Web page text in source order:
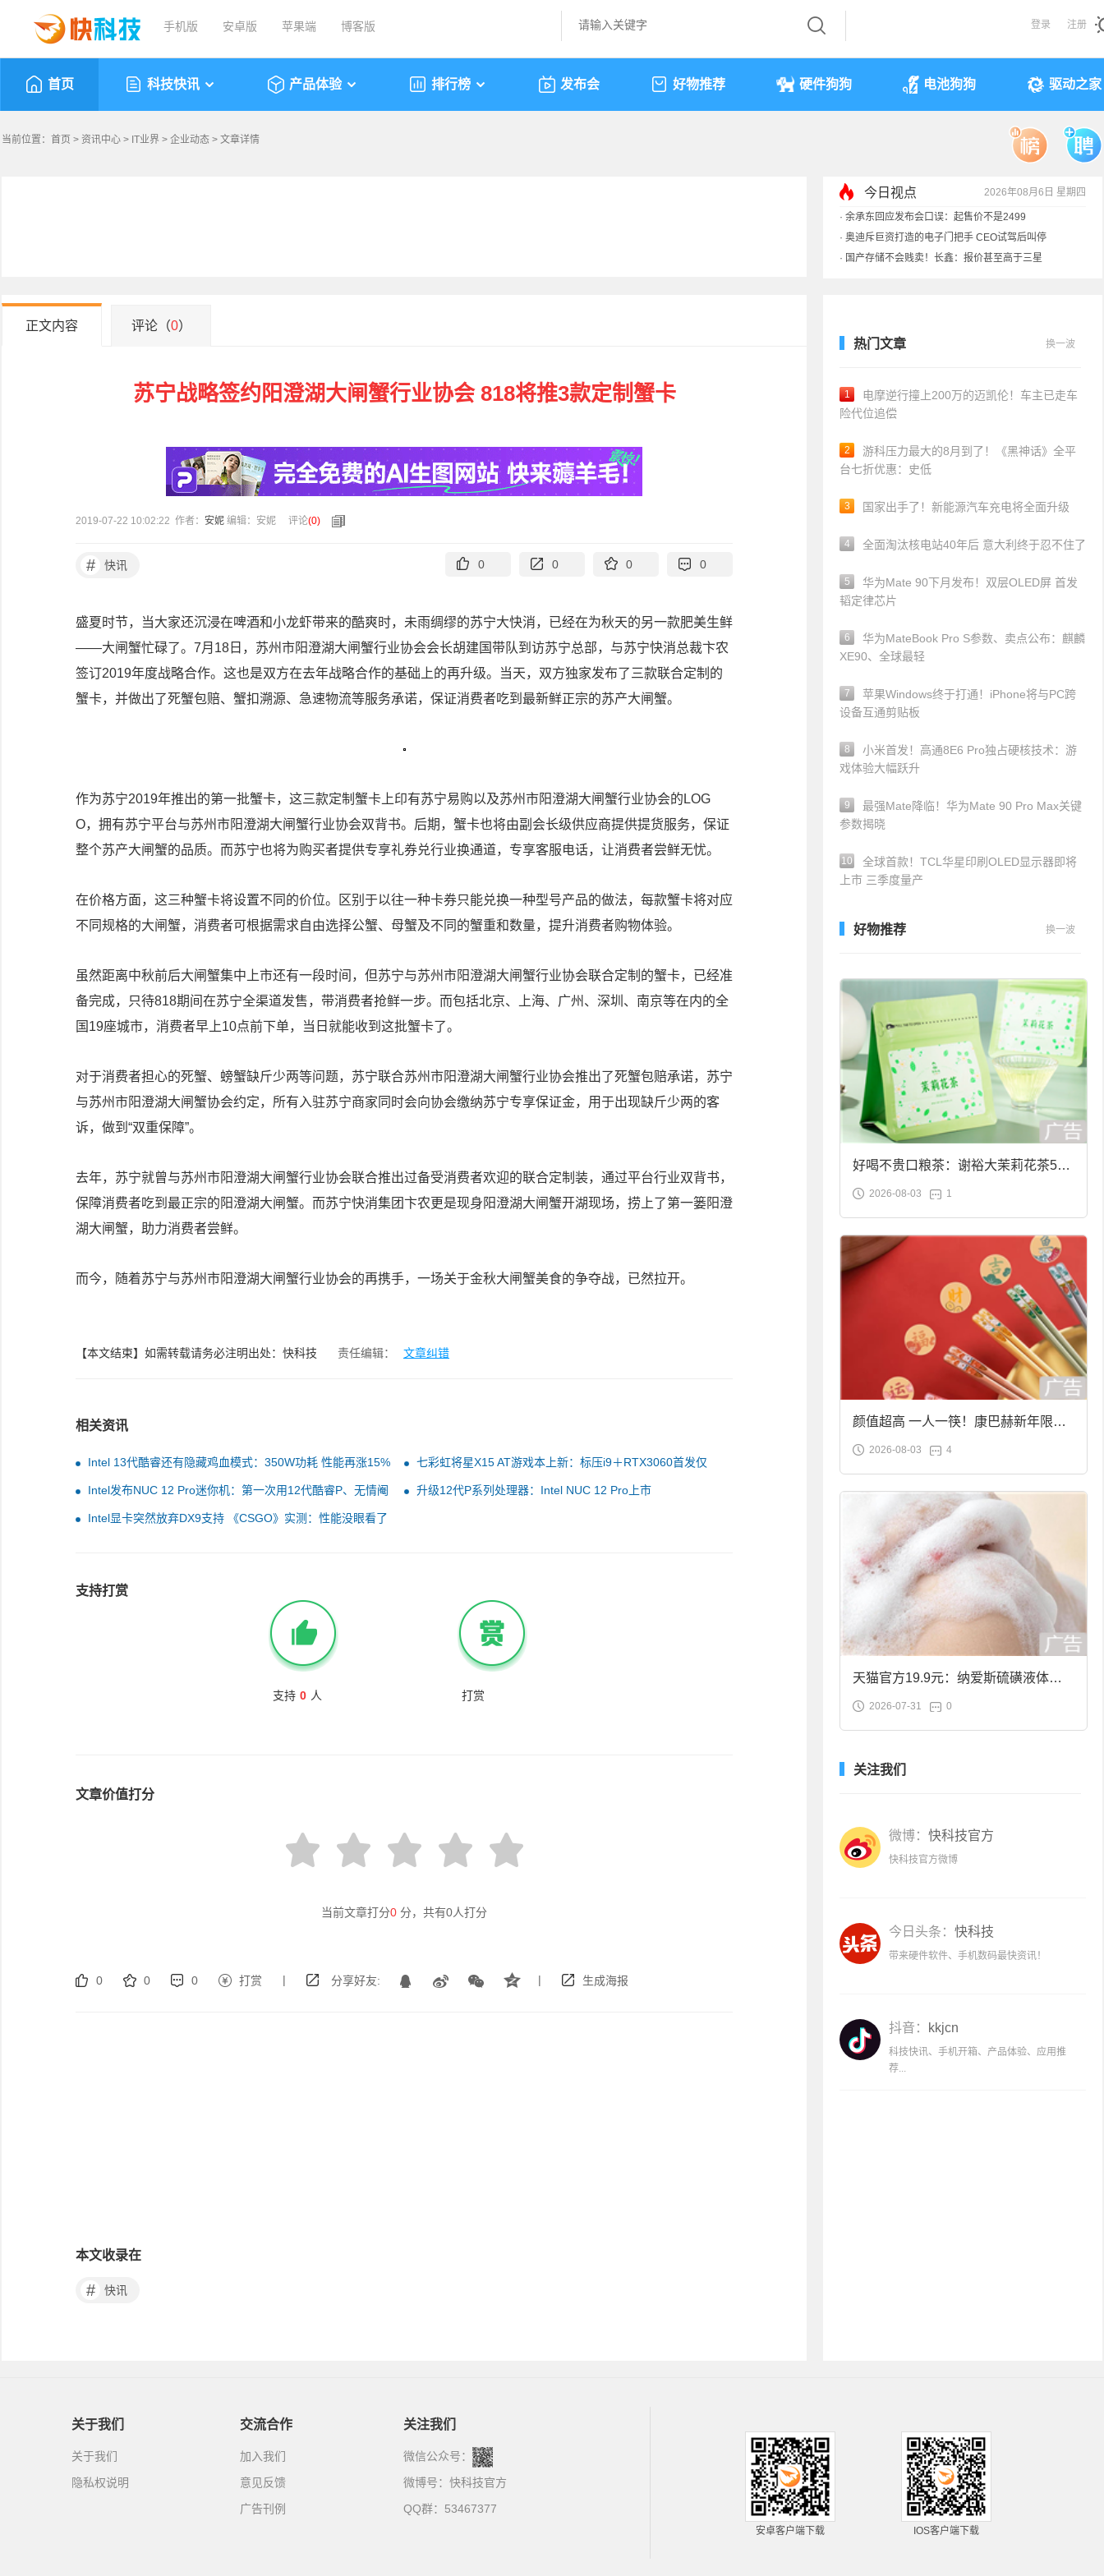
手机版 安卓版 苹果端 博客版 登录 注册
首页 科技快讯 产品体验 排行榜 发布会 好物推荐 硬件狗狗 电池狗狗 驱动之家
当前位置： 首页 > 资讯中心 > IT业界 > 企业动态 > 文章详情
今日视点 2026年08月6日 星期四
· 余承东回应发布会口误：起售价不是2499
· 奥迪斥巨资打造的电子门把手 CEO试驾后叫停
· 国产存储不会贱卖！长鑫：报价甚至高于三星
正文内容 评论（0）
苏宁战略签约阳澄湖大闸蟹行业协会 818将推3款定制蟹卡
2019-07-22 10:02:22 作者： 安妮 编辑：安妮 评论(0)
# 快讯 0 0 0 0
盛夏时节，当大家还沉浸在啤酒和小龙虾带来的酷爽时，未雨绸缪的苏宁大快消，已经在为秋天的另一款肥美生鲜
——大闸蟹忙碌了。7月18日，苏州市阳澄湖大闸蟹行业协会会长胡建国带队到访苏宁总部，与苏宁快消总裁卞农
签订2019年度战略合作。这也是双方在去年战略合作的基础上的再升级。当天，双方独家发布了三款联合定制的
蟹卡，并做出了死蟹包赔、蟹扣溯源、急速物流等服务承诺，保证消费者吃到最新鲜正宗的苏产大闸蟹。
作为苏宁2019年推出的第一批蟹卡，这三款定制蟹卡上印有苏宁易购以及苏州市阳澄湖大闸蟹行业协会的LOG
O，拥有苏宁平台与苏州市阳澄湖大闸蟹行业协会双背书。后期，蟹卡也将由副会长级供应商提供提货服务，保证
整个苏产大闸蟹的品质。而苏宁也将为购买者提供专享礼券兑行业换通道，专享客服电话，让消费者尝鲜无忧。
在价格方面，这三种蟹卡将设置不同的价位。区别于以往一种卡券只能兑换一种型号产品的做法，每款蟹卡将对应
不同规格的大闸蟹，消费者可根据需求自由选择公蟹、母蟹及不同的蟹重和数量，提升消费者购物体验。
虽然距离中秋前后大闸蟹集中上市还有一段时间，但苏宁与苏州市阳澄湖大闸蟹行业协会联合定制的蟹卡，已经准
备完成，只待818期间在苏宁全渠道发售，带消费者抢鲜一步。而包括北京、上海、广州、深圳、南京等在内的全
国19座城市，消费者早上10点前下单，当日就能收到这批蟹卡了。
对于消费者担心的死蟹、螃蟹缺斤少两等问题，苏宁联合苏州市阳澄湖大闸蟹行业协会推出了死蟹包赔承诺，苏宁
与苏州市阳澄湖大闸蟹协会约定，所有入驻苏宁商家同时会向协会缴纳苏宁专享保证金，用于出现缺斤少两的客
诉，做到“双重保障”。
去年，苏宁就曾与苏州市阳澄湖大闸蟹行业协会联合推出过备受消费者欢迎的联合定制装，通过平台行业双背书，
保障消费者吃到最正宗的阳澄湖大闸蟹。而苏宁快消集团卞农更是现身阳澄湖大闸蟹开湖现场，捞上了第一篓阳澄
湖大闸蟹，助力消费者尝鲜。
而今，随着苏宁与苏州市阳澄湖大闸蟹行业协会的再携手，一场关于金秋大闸蟹美食的争夺战，已然拉开。
【本文结束】如需转载请务必注明出处：快科技 责任编辑： 文章纠错
相关资讯
Intel 13代酷睿还有隐藏鸡血模式：350W功耗 性能再涨15%
七彩虹将星X15 AT游戏本上新：标压i9＋RTX3060首发仅
7299元
Intel发布NUC 12 Pro迷你机：第一次用12代酷睿P、无情阉
升级12代P系列处理器：Intel NUC 12 Pro上市
Intel显卡突然放弃DX9支持 《CSGO》实测：性能没眼看了
支持打赏
支持 0 人 打赏
文章价值打分
当前文章打分0 分，共有0人打分
0 0 0 打赏 | 分享好友: | 生成海报
本文收录在
# 快讯
热门文章 换一波
1
电摩逆行撞上200万的迈凯伦！车主已走车
险代位追偿
2
游科压力最大的8月到了！《黑神话》全平
台七折优惠：史低
3 国家出手了！新能源汽车充电将全面升级
4 全面淘汰核电站40年后 意大利终于忍不住了
5
华为Mate 90下月发布！双层OLED屏 首发
韬定律芯片
6
华为MateBook Pro S参数、卖点公布：麒麟
XE90、全球最轻
7
苹果Windows终于打通！iPhone将与PC跨
设备互通剪贴板
8
小米首发！高通8E6 Pro独占硬核技术：游
戏体验大幅跃升
9
最强Mate降临！华为Mate 90 Pro Max关键
参数揭晓
10
全球首款！TCL华星印刷OLED显示器即将
上市 三季度量产
好物推荐 换一波
好喝不贵口粮茶：谢裕大茉莉花茶50g
袋装9.9元到手
2026-08-03 1
颜值超高 一人一筷！康巴赫新年限定
合金筷子大促：19.9元
2026-08-03 4
天猫官方19.9元：纳爱斯硫磺液体香
皂2斤大促
2026-07-31 0
关注我们
微博： 快科技官方
快科技官方微博
今日头条： 快科技
带来硬件软件、手机数码最快资讯！
抖音： kkjcn
科技快讯、手机开箱、产品体验、应用推
荐...
关于我们
关于我们
隐私权说明
交流合作
加入我们
意见反馈
广告刊例
关注我们
微信公众号：
微博号： 快科技官方
QQ群：53467377
安卓客户端下载 IOS客户端下载